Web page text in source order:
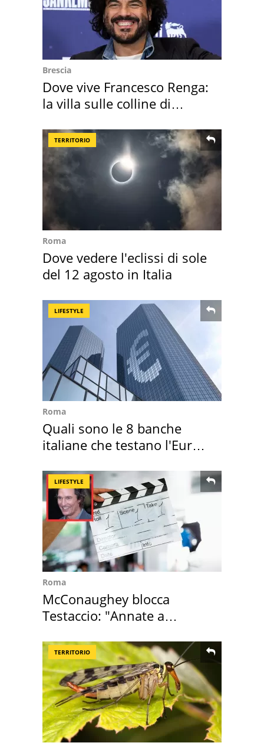
Brescia
Dove vive Francesco Renga:
la villa sulle colline di
TERRITORIO
Roma
Dove vedere l'eclissi di sole
del 12 agosto in Italia
LIFESTYLE
Roma
Quali sono le 8 banche
italiane che testano l'Euro
LIFESTYLE
Roma
McConaughey blocca
Testaccio: "Annate a
TERRITORIO